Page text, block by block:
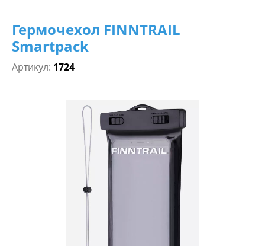
Гермочехол FINNTRAIL
Smartpack
Артикул: 1724